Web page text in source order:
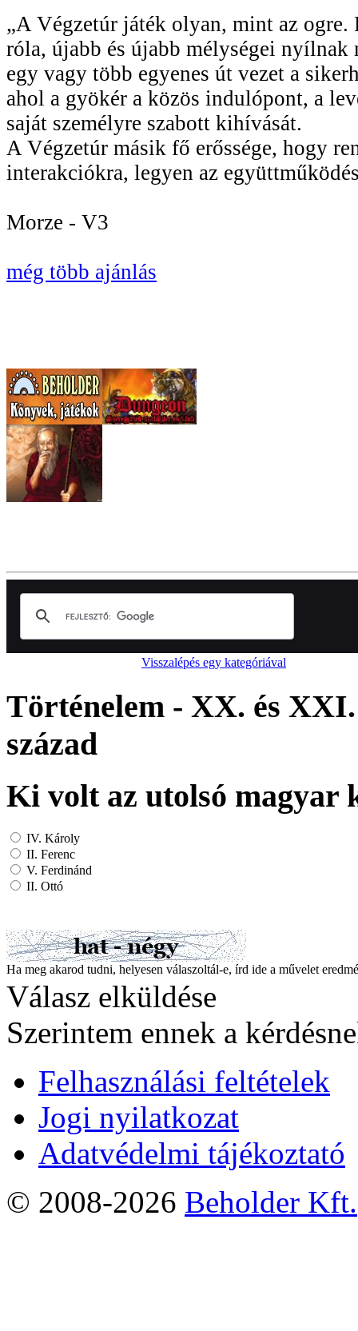
„A Végzetúr játék olyan, mint az
róla, újabb és újabb mélységei
egy vagy több egyenes út vezet a
ahol a gyökér a közös indulópont, a
saját személyre szabott kihívását.
A Végzetúr másik fő erőssége, hogy
interakciókra, legyen az
Morze - V3
még több ajánlás
Visszalépés egy kategóriával
Történelem - XX. és
század
Ki volt az utolsó magyar
IV. Károly
II. Ferenc
V. Ferdinánd
II. Ottó
Ha meg akarod tudni, helyesen válaszoltál-e, írd ide a művelet
Válasz elküldése
Szerintem ennek a
Felhasználási feltételek
Jogi nyilatkozat
Adatvédelmi tájékoztató
© 2008-2026 Beholder Kft.